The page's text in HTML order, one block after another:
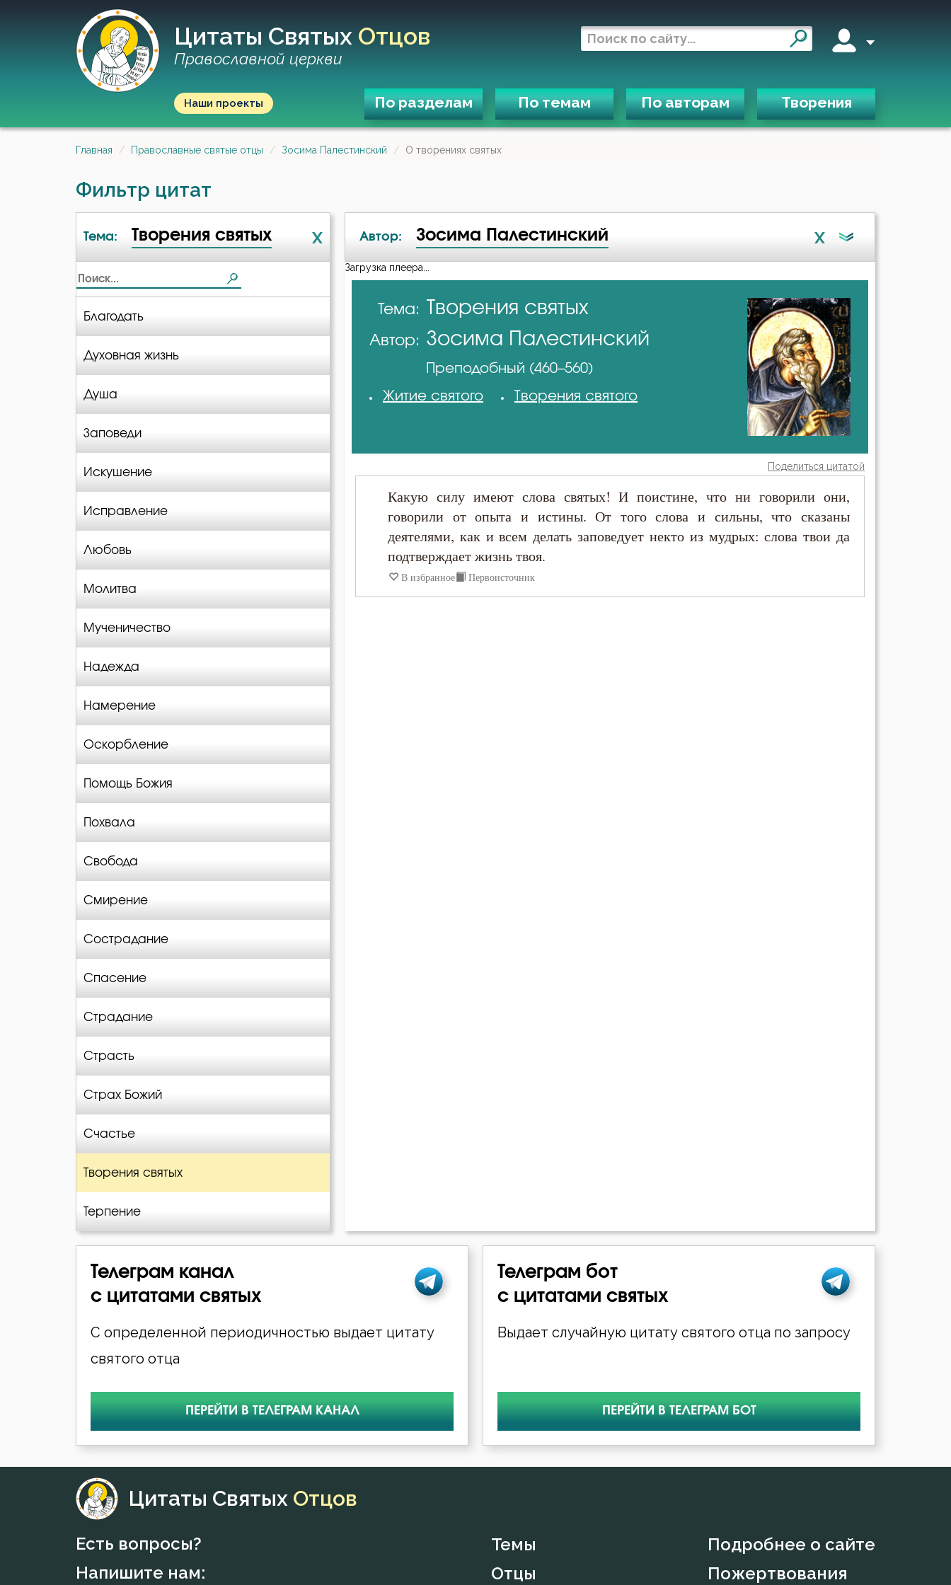
Цитаты Святых Отцов
Православной церкви
Наши проекты По разделам По темам По авторам Творения
Главная Православные святые отцы Зосима Палестинский О творениях святых
Фильтр цитат
Тема: Творения святых X
Благодать
Духовная жизнь
Душа
Заповеди
Искушение
Исправление
Любовь
Молитва
Мученичество
Надежда
Намерение
Оскорбление
Помощь Божия
Похвала
Свобода
Смирение
Сострадание
Спасение
Страдание
Страсть
Страх Божий
Счастье
Творения святых
Терпение
Автор: Зосима Палестинский X
А-я
Григорий Синаит
Игнатий Брянчанинов
Загрузка плеера...
Тема: Творения святых
Автор: Зосима Палестинский
Преподобный (460–560)
Житие святого
Творения святого
Поделиться цитатой
Какую силу имеют слова святых! И поистине, что ни говорили они,
говорили от опыта и истины. От того слова и сильны, что сказаны
деятелями, как и всем делать заповедует некто из мудрых: слова твои да
подтверждает жизнь твоя.
В избранное Первоисточник
Телеграм канал
с цитатами святых
С определенной периодичностью выдает цитату
святого отца
ПЕРЕЙТИ В ТЕЛЕГРАМ КАНАЛ
Телеграм бот
с цитатами святых
Выдает случайную цитату святого отца по запросу
ПЕРЕЙТИ В ТЕЛЕГРАМ БОТ
Цитаты Святых Отцов
Есть вопросы?
Напишите нам:
Темы
Отцы
Подробнее о сайте
Пожертвования